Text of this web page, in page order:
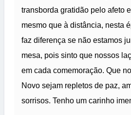
transborda gratidão pelo afeto
mesmo que à distância, nesta
faz diferença se não estamos
mesa, pois sinto que nossos
em cada comemoração. Que
Novo sejam repletos de paz,
sorrisos. Tenho um carinho